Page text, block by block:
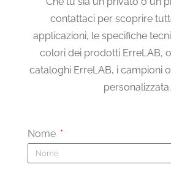
contattaci per scoprire
applicazioni, le specifiche
colori dei prodotti ErreLAB,
cataloghi ErreLAB, i campioni
personalizzata.
Nome